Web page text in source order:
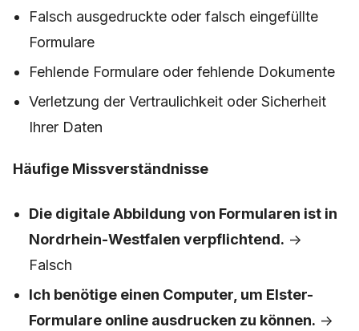
Falsch ausgedruckte oder falsch eingefüllte
Formulare
Fehlende Formulare oder fehlende Dokumente
Verletzung der Vertraulichkeit oder Sicherheit
Ihrer Daten
Häufige Missverständnisse
Die digitale Abbildung von Formularen ist in
Nordrhein-Westfalen verpflichtend. ->
Falsch
Ich benötige einen Computer, um Elster-
Formulare online ausdrucken zu können. ->